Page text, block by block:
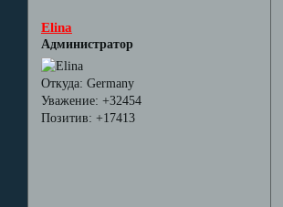
Elina
Администратор
Откуда: Germany
Уважение: +32454
Позитив: +17413